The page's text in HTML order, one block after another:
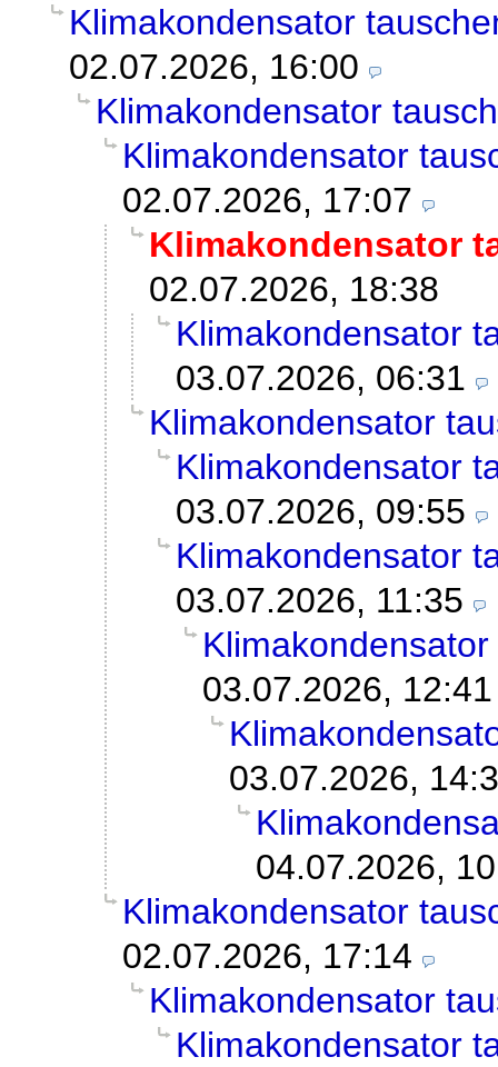
Klimakondensator
02.07.2026, 16:00
Klimakondensator
Klimakondensator
02.07.2026, 17:07
Klimakondensator
02.07.2026, 18:38
Klimakondensator
03.07.2026, 06:31
Klimakondensator
Klimakondensator
03.07.2026, 09:55
Klimakondensator
03.07.2026, 11:35
03.07.2026, 12:41
03.07.2026,
04.07.2026,
Klimakondensator
02.07.2026, 17:14
Klimakondensator
Klimakondensator